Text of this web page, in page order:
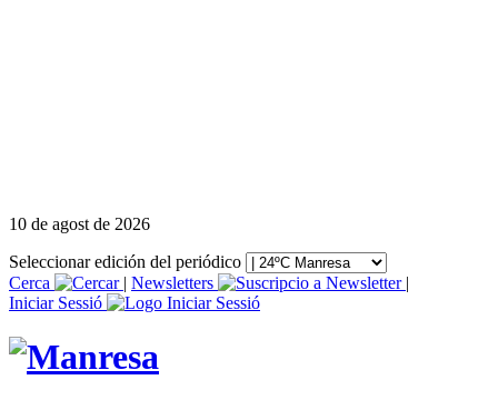
10 de agost de 2026
Seleccionar edición del periódico
Cerca
| Newsletters
|
Iniciar Sessió